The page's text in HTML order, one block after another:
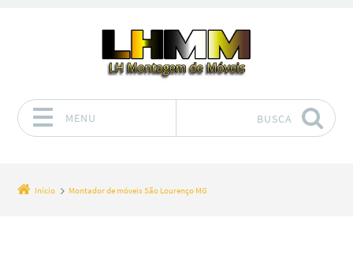
MENU BUSCA
Início Montador de móveis São Lourenço MG